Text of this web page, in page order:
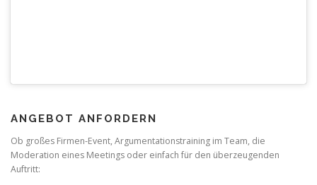
ANGEBOT ANFORDERN
Ob großes Firmen-Event, Argumentationstraining im Team, die
Moderation eines Meetings oder einfach für den überzeugenden
Auftritt: